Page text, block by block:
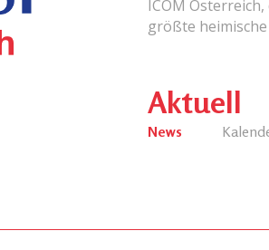
ICOM
größte
Aktuell
News